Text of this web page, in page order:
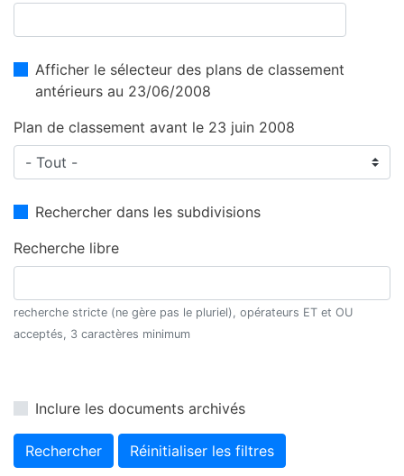
Afficher le sélecteur des plans de classement
antérieurs au 23/06/2008
Plan de classement avant le 23 juin 2008
Rechercher dans les subdivisions
Recherche libre
recherche stricte (ne gère pas le pluriel), opérateurs ET et OU
acceptés, 3 caractères minimum
Inclure les documents archivés
Rechercher Réinitialiser les filtres